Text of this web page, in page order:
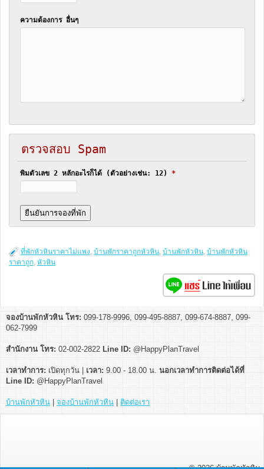
ความต้องการ อื่นๆ
ตรวจสอบ Spam
พิมตัวเลข 2 หลักอะไรก็ได้ (ตัวอย่างเช่น: 12) *
ที่พักหัวหินราคาไม่แพง, บ้านพักราคาถูกหัวหิน, บ้านพักหัวหิน, บ้านพักหัวหิน
ราคาถูก, หัวหิน
จองบ้านพักหัวหิน โทร: 099-178-9996, 099-495-8887, 099-674-8887, 099-
062-7999
สำนักงาน โทร: 02-002-2822 Line ID: @HappyPlanTravel
เวลาทำการ: เปิดทุกวัน | เวลา: 9.00 - 18.00 น. นอกเวลาทำการติดต่อได้ที่
Line ID: @HappyPlanTravel
บ้านพักหัวหิน จองบ้านพักหัวหิน ติดต่อเรา